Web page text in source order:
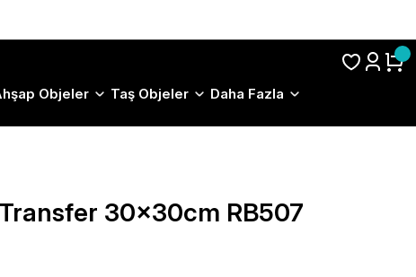
Objeler Taş Objeler Daha Fazla
30x30cm RB507